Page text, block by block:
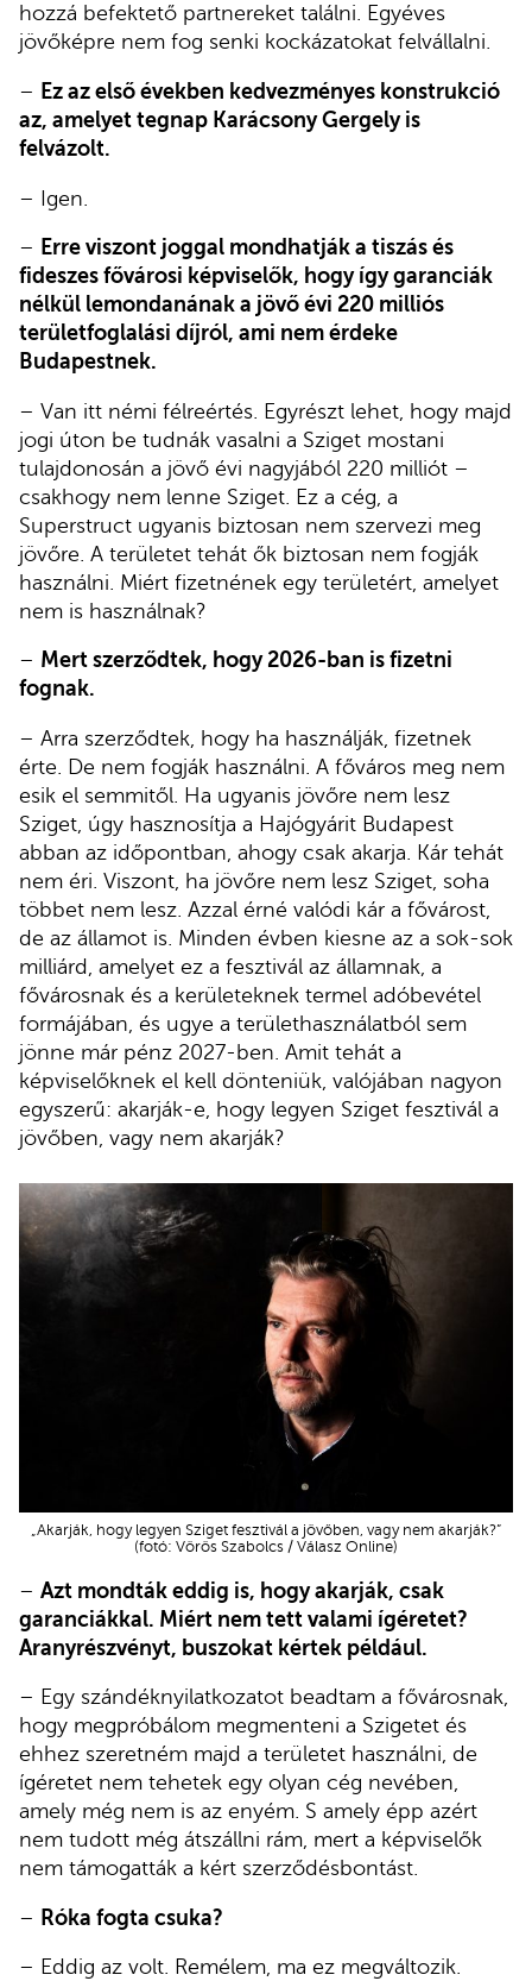
hozzá befektető partnereket találni. Egyéves
jövőképre nem fog senki kockázatokat felvállalni.
– Ez az első években kedvezményes konstrukció
az, amelyet tegnap Karácsony Gergely is
felvázolt.
– Igen.
– Erre viszont joggal mondhatják a tiszás és
fideszes fővárosi képviselők, hogy így garanciák
nélkül lemondanának a jövő évi 220 milliós
területfoglalási díjról, ami nem érdeke
Budapestnek.
– Van itt némi félreértés. Egyrészt lehet, hogy majd
jogi úton be tudnák vasalni a Sziget mostani
tulajdonosán a jövő évi nagyjából 220 milliót –
csakhogy nem lenne Sziget. Ez a cég, a
Superstruct ugyanis biztosan nem szervezi meg
jövőre. A területet tehát ők biztosan nem fogják
használni. Miért fizetnének egy területért, amelyet
nem is használnak?
– Mert szerződtek, hogy 2026-ban is fizetni
fognak.
– Arra szerződtek, hogy ha használják, fizetnek
érte. De nem fogják használni. A főváros meg nem
esik el semmitől. Ha ugyanis jövőre nem lesz
Sziget, úgy hasznosítja a Hajógyárit Budapest
abban az időpontban, ahogy csak akarja. Kár tehát
nem éri. Viszont, ha jövőre nem lesz Sziget, soha
többet nem lesz. Azzal érné valódi kár a fővárost,
de az államot is. Minden évben kiesne az a sok-sok
milliárd, amelyet ez a fesztivál az államnak, a
fővárosnak és a kerületeknek termel adóbevétel
formájában, és ugye a területhasználatból sem
jönne már pénz 2027-ben. Amit tehát a
képviselőknek el kell dönteniük, valójában nagyon
egyszerű: akarják-e, hogy legyen Sziget fesztivál a
jövőben, vagy nem akarják?
„Akarják, hogy legyen Sziget fesztivál a jövőben, vagy nem akarják?”
(fotó: Vörös Szabolcs / Válasz Online)
– Azt mondták eddig is, hogy akarják, csak
garanciákkal. Miért nem tett valami ígéretet?
Aranyrészvényt, buszokat kértek például.
– Egy szándéknyilatkozatot beadtam a fővárosnak,
hogy megpróbálom megmenteni a Szigetet és
ehhez szeretném majd a területet használni, de
ígéretet nem tehetek egy olyan cég nevében,
amely még nem is az enyém. S amely épp azért
nem tudott még átszállni rám, mert a képviselők
nem támogatták a kért szerződésbontást.
– Róka fogta csuka?
– Eddig az volt. Remélem, ma ez megváltozik.